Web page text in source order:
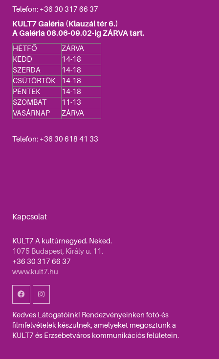
Telefon: +36 30 317 66 37
KULT7 Galéria (Klauzál tér 6.)
A Galéria 08.06-09.02-ig ZÁRVA tart.
HÉTFŐ
ZÁRVA
KEDD
14-18
SZERDA
14-18
CSÜTÖRTÖK
14-18
PÉNTEK
14-18
SZOMBAT
11-13
VASÁRNAP
ZÁRVA
Telefon: +36 30 618 41 33
Kapcsolat
KULT7 A kultúrnegyed. Neked.
1075 Budapest, Király u. 11.
+36 30 317 66 37
www.kult7.hu
Kedves Látogatóink! Rendezvényeinken fotó-és
filmfelvételek készülnek, amelyeket megosztunk a
KULT7 és Erzsébetváros kommunikációs felületein.